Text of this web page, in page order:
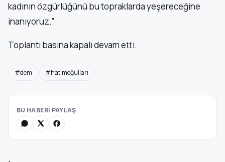
kadının özgürlüğünü bu topraklarda yeşereceğine
inanıyoruz.”
Toplantı basına kapalı devam etti.
#dem #hatimoğulları
BU HABERİ PAYLAŞ